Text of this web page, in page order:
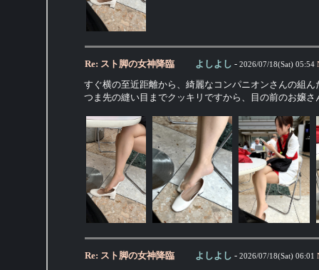
Re: スト脚の女神降臨 よしよし - 2026/07/18(Sat) 05:54
すぐ横の至近距離から、綺麗なコンパニオンさんの組
つま先の縫い目までクッキリですから、目の前のお嬢
Re: スト脚の女神降臨 よしよし - 2026/07/18(Sat) 06:01